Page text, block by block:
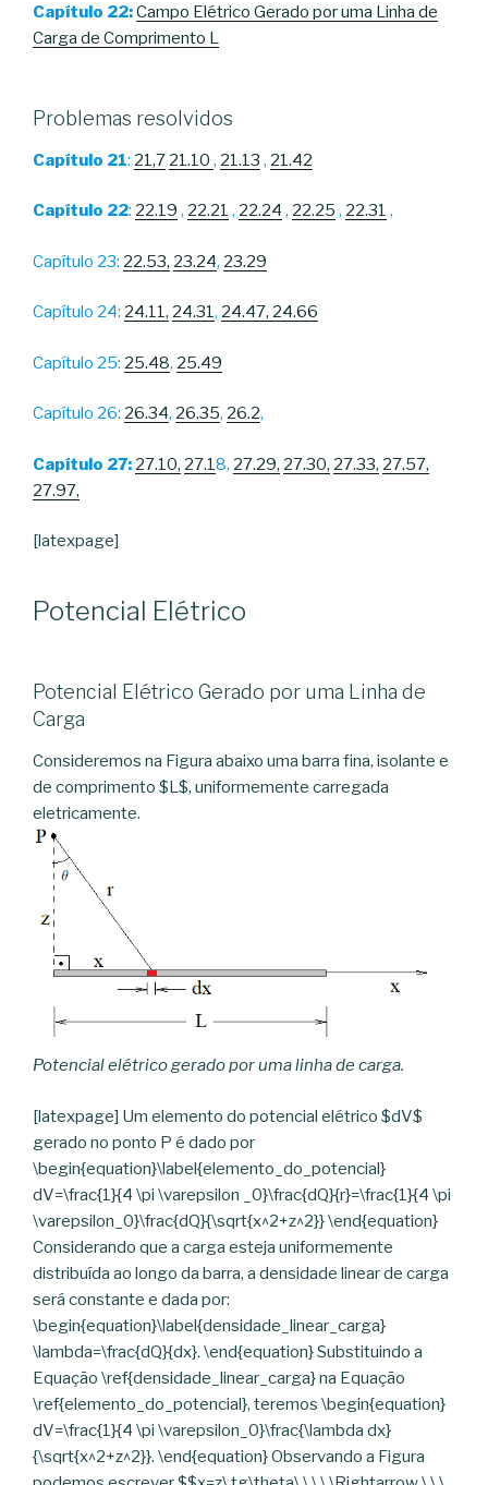
Capítulo 22:Campo Elétrico Gerado por uma Linha de
Carga de Comprimento L
Problemas resolvidos
Capítulo 21: 21,7 21.10 , 21.13 , 21.42
Capítulo 22: 22.19 , 22.21 , 22.24 , 22.25 , 22.31 ,
Capítulo 23: 22.53, 23.24, 23.29
Capítulo 24: 24.11, 24.31, 24.47, 24.66
Capítulo 25: 25.48, 25.49
Capítulo 26: 26.34, 26.35, 26.2,
Capítulo 27: 27.10, 27.18, 27.29, 27.30, 27.33, 27.57,
27.97,
[latexpage]
Potencial Elétrico
Potencial Elétrico Gerado por uma Linha de
Carga
Consideremos na Figura abaixo uma barra fina, isolante e
de comprimento $L$, uniformemente carregada
eletricamente.
Potencial elétrico gerado por uma linha de carga.
[latexpage] Um elemento do potencial elétrico $dV$
gerado no ponto P é dado por
\begin{equation}\label{elemento_do_potencial}
dV=\frac{1}{4 \pi \varepsilon _0}\frac{dQ}{r}=\frac{1}{4 \pi
\varepsilon_0}\frac{dQ}{\sqrt{x^2+z^2}} \end{equation}
Considerando que a carga esteja uniformemente
distribuída ao longo da barra, a densidade linear de carga
será constante e dada por:
\begin{equation}\label{densidade_linear_carga}
\lambda=\frac{dQ}{dx}. \end{equation} Substituindo a
Equação \ref{densidade_linear_carga} na Equação
\ref{elemento_do_potencial}, teremos \begin{equation}
dV=\frac{1}{4 \pi \varepsilon_0}\frac{\lambda dx}
{\sqrt{x^2+z^2}}. \end{equation} Observando a Figura